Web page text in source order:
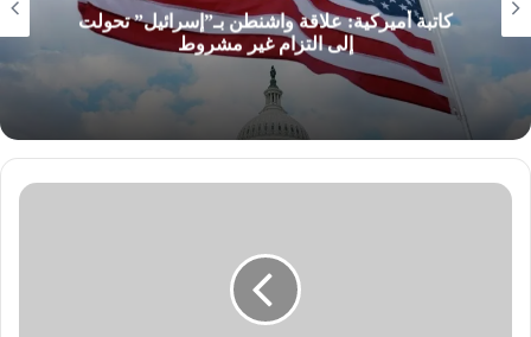
كاتبة أميركية: علاقة واشنطن بـ”إسرائيل” تحولت
إلى التزام غير مشروط